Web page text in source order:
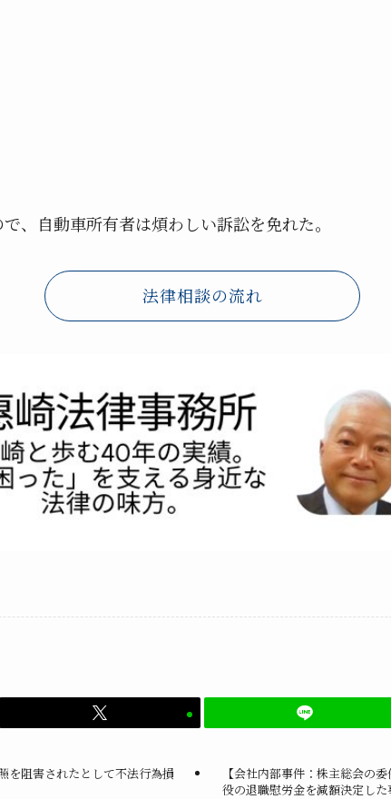
、自動車所有者は煩わしい訴訟を免れた。
法律相談の流れ
を阻害されたとして不法行為損
【会社内部事件：株主総会の
役の退職慰労金を減額決定した